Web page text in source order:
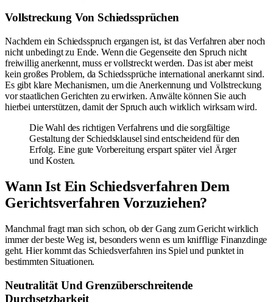
Vollstreckung Von Schiedssprüchen
Nachdem ein Schiedsspruch ergangen ist, ist das Verfahren aber noch
nicht unbedingt zu Ende. Wenn die Gegenseite den Spruch nicht
freiwillig anerkennt, muss er vollstreckt werden. Das ist aber meist
kein großes Problem, da Schiedssprüche international anerkannt sind.
Es gibt klare Mechanismen, um die Anerkennung und Vollstreckung
vor staatlichen Gerichten zu erwirken. Anwälte können Sie auch
hierbei unterstützen, damit der Spruch auch wirklich wirksam wird.
Die Wahl des richtigen Verfahrens und die sorgfältige
Gestaltung der Schiedsklausel sind entscheidend für den
Erfolg. Eine gute Vorbereitung erspart später viel Ärger
und Kosten.
Wann Ist Ein Schiedsverfahren Dem
Gerichtsverfahren Vorzuziehen?
Manchmal fragt man sich schon, ob der Gang zum Gericht wirklich
immer der beste Weg ist, besonders wenn es um knifflige Finanzdinge
geht. Hier kommt das Schiedsverfahren ins Spiel und punktet in
bestimmten Situationen.
Neutralität Und Grenzüberschreitende
Durchsetzbarkeit